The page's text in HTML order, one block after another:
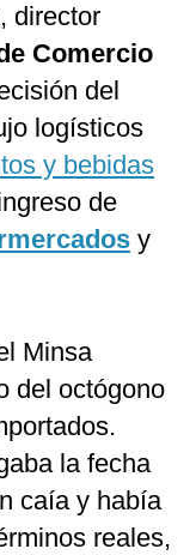
director
Comercio
del
logísticos
y bebidas
de
y
Minsa
del octógono
la fecha
caía y había
reales,